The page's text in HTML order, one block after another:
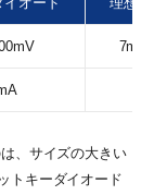
7mV
、サイズの大きい
トキーダイオード